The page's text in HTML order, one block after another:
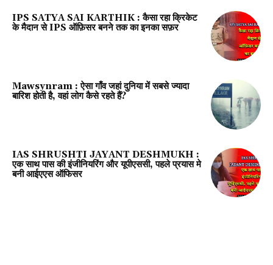
IPS SATYA SAI KARTHIK : कैसा रहा क्रिकेट
के मैदान से IPS ऑफ़िसर बनने तक का इनका सफ़र
Mawsynram : ऐसा गाँव जहां दुनिया में सबसे ज्यादा
बारिश होती है, वहां लोग कैसे रहते हैं?
IAS SHRUSHTI JAYANT DESHMUKH :
एक साथ पास की इंजीनियरिंग और यूपीएससी, पहले प्रयास मे
बनी आईएएस ऑफिसर